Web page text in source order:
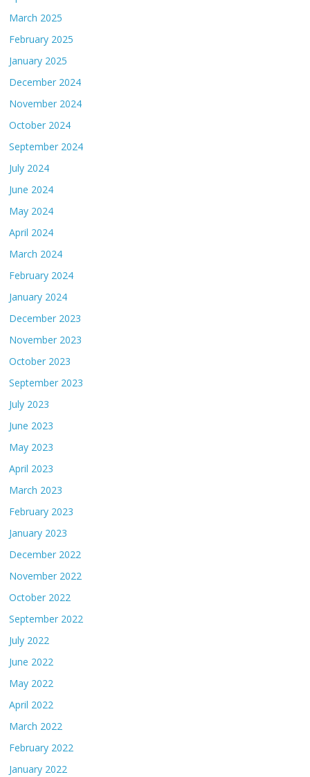
March 2025
February 2025
January 2025
December 2024
November 2024
October 2024
September 2024
July 2024
June 2024
May 2024
April 2024
March 2024
February 2024
January 2024
December 2023
November 2023
October 2023
September 2023
July 2023
June 2023
May 2023
April 2023
March 2023
February 2023
January 2023
December 2022
November 2022
October 2022
September 2022
July 2022
June 2022
May 2022
April 2022
March 2022
February 2022
January 2022